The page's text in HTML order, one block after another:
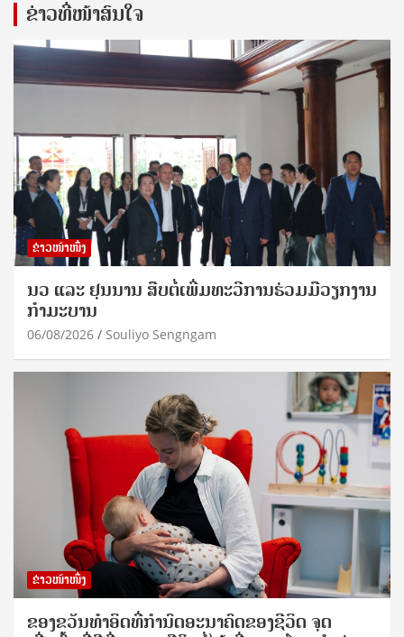
ຂ່າວທີ່ໜ້າສົນໃຈ
ຂ່າວໜ້າໜຶ່ງ
ນວ ແລະ ຢຸນນານ ສືບຕໍ່ເພີ່ມທະວີການຮ່ວມມືວຽກງານ
ກຳມະບານ
06/08/2026 Souliyo Sengngam
ຂ່າວໜ້າໜຶ່ງ
ຂອງຂວັນທໍາອິດທີ່ກໍານົດອະນາຄົດຂອງຊີວິດ ຈຸດ